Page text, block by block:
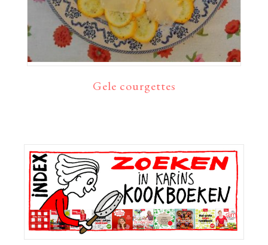
Gele courgettes
Primaire
Sidebar